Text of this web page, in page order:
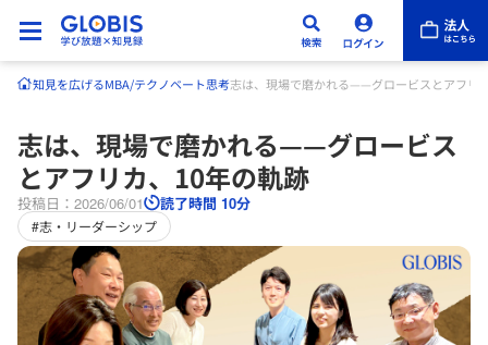
知見を広げるMBA/テクノベート思考志は、現場で磨かれる——グロービスとアフリ
志は、現場で磨かれる——グロービス
とアフリカ、10年の軌跡
投稿日：2026/06/01 読了時間 10分
#志・リーダーシップ